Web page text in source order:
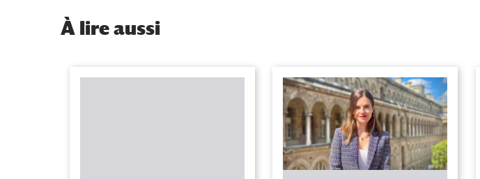
À lire aussi